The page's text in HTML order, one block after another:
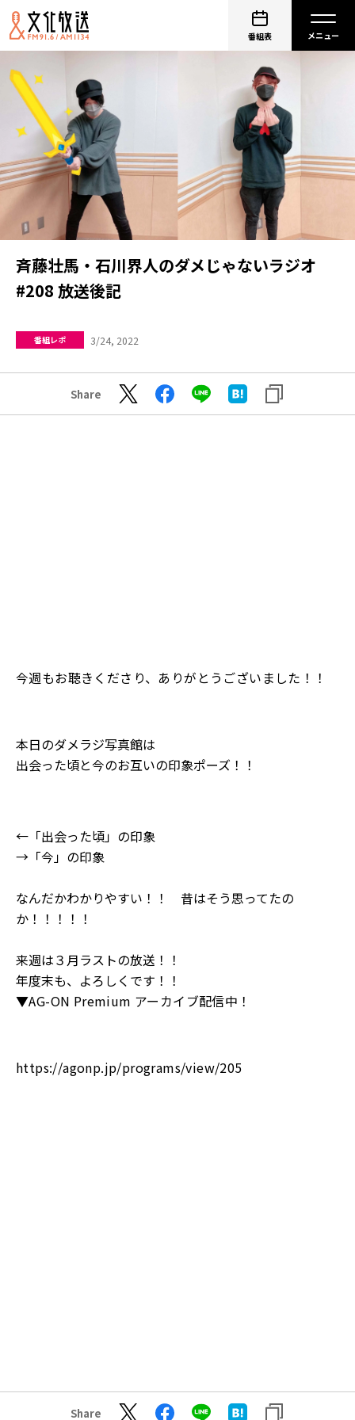
番組表
斉藤壮馬・石川界人のダメじゃないラジオ
#208 放送後記
番組レポ 3/24, 2022
Share
今週もお聴きくださり、ありがとうございました！！
本日のダメラジ写真館は
出会った頃と今のお互いの印象ポーズ！！
←「出会った頃」の印象
→「今」の印象
なんだかわかりやすい！！ 昔はそう思ってたの
か！！！！！
来週は３月ラストの放送！！
年度末も、よろしくです！！
▼AG-ON Premium アーカイブ配信中！
https://agonp.jp/programs/view/205
Share